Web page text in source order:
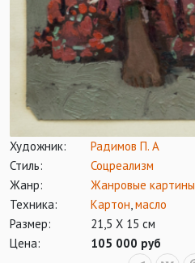
Художник:
Радимов П. А
Стиль:
Соцреализм
Жанр:
Жанровые картины
Техника:
Картон,масло
Размер:
21,5 Х 15 см
Цена:
105 000 руб